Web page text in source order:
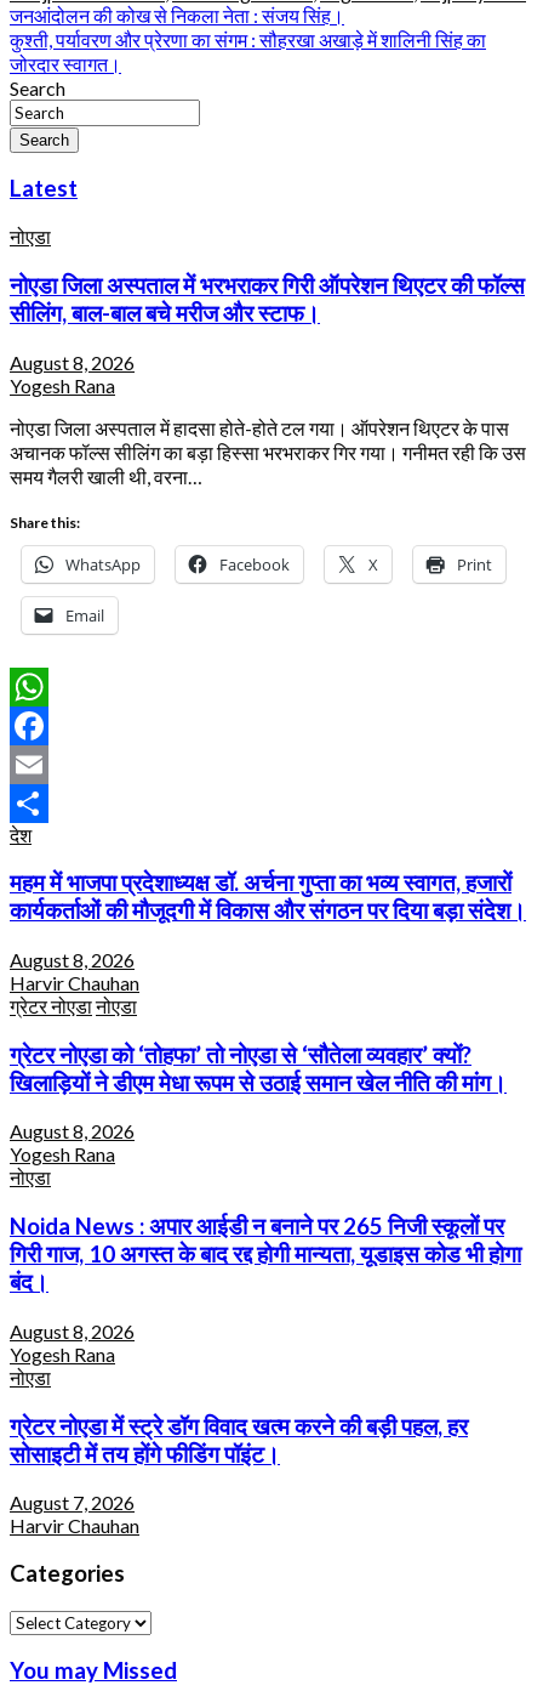
Post
navigation
जनआंदोलन की कोख से निकला नेता : संजय सिंह।
कुश्ती, पर्यावरण और प्रेरणा का संगम : सौहरखा अखाड़े में शालिनी सिंह का
जोरदार स्वागत।
Search
Search
Latest
नोएडा
नोएडा जिला अस्पताल में भरभराकर गिरी ऑपरेशन थिएटर की फॉल्स
सीलिंग, बाल-बाल बचे मरीज और स्टाफ।
August 8, 2026
Yogesh Rana
नोएडा जिला अस्पताल में हादसा होते-होते टल गया। ऑपरेशन थिएटर के पास
अचानक फॉल्स सीलिंग का बड़ा हिस्सा भरभराकर गिर गया। गनीमत रही कि उस
समय गैलरी खाली थी, वरना…
Share this:
WhatsApp Facebook X Print
Email
WhatsApp
Facebook
Email
Share
देश
महम में भाजपा प्रदेशाध्यक्ष डॉ. अर्चना गुप्ता का भव्य स्वागत, हजारों
कार्यकर्ताओं की मौजूदगी में विकास और संगठन पर दिया बड़ा संदेश।
August 8, 2026
Harvir Chauhan
ग्रेटर नोएडानोएडा
ग्रेटर नोएडा को ‘तोहफा’ तो नोएडा से ‘सौतेला व्यवहार’ क्यों?
खिलाड़ियों ने डीएम मेधा रूपम से उठाई समान खेल नीति की मांग।
August 8, 2026
Yogesh Rana
नोएडा
Noida News : अपार आईडी न बनाने पर 265 निजी स्कूलों पर
गिरी गाज, 10 अगस्त के बाद रद्द होगी मान्यता, यूडाइस कोड भी होगा
बंद।
August 8, 2026
Yogesh Rana
नोएडा
ग्रेटर नोएडा में स्ट्रे डॉग विवाद खत्म करने की बड़ी पहल, हर
सोसाइटी में तय होंगे फीडिंग पॉइंट।
August 7, 2026
Harvir Chauhan
Categories
Categories
You may Missed